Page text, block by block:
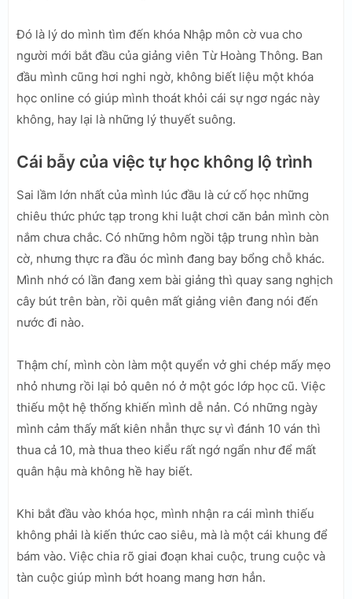
Đó là lý do mình tìm đến khóa Nhập môn cờ vua cho
người mới bắt đầu của giảng viên Từ Hoàng Thông. Ban
đầu mình cũng hơi nghi ngờ, không biết liệu một khóa
học online có giúp mình thoát khỏi cái sự ngơ ngác này
không, hay lại là những lý thuyết suông.
Cái bẫy của việc tự học không lộ trình
Sai lầm lớn nhất của mình lúc đầu là cứ cố học những
chiêu thức phức tạp trong khi luật chơi căn bản mình còn
nắm chưa chắc. Có những hôm ngồi tập trung nhìn bàn
cờ, nhưng thực ra đầu óc mình đang bay bổng chỗ khác.
Mình nhớ có lần đang xem bài giảng thì quay sang nghịch
cây bút trên bàn, rồi quên mất giảng viên đang nói đến
nước đi nào.
Thậm chí, mình còn làm một quyển vở ghi chép mấy mẹo
nhỏ nhưng rồi lại bỏ quên nó ở một góc lớp học cũ. Việc
thiếu một hệ thống khiến mình dễ nản. Có những ngày
mình cảm thấy mất kiên nhẫn thực sự vì đánh 10 ván thì
thua cả 10, mà thua theo kiểu rất ngớ ngẩn như để mất
quân hậu mà không hề hay biết.
Khi bắt đầu vào khóa học, mình nhận ra cái mình thiếu
không phải là kiến thức cao siêu, mà là một cái khung để
bám vào. Việc chia rõ giai đoạn khai cuộc, trung cuộc và
tàn cuộc giúp mình bớt hoang mang hơn hẳn.